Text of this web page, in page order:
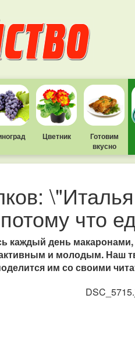
Цветник
Готовим
вкусно
что
каждый день
и молодым. Наш
им со своими